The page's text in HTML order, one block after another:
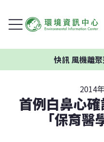
風機離聚落、
2014
首例白鼻心確
「保育